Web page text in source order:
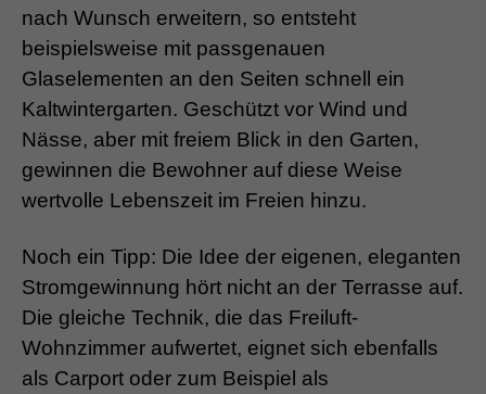
nach Wunsch erweitern, so entsteht
beispielsweise mit passgenauen
Glaselementen an den Seiten schnell ein
Kaltwintergarten. Geschützt vor Wind und
Nässe, aber mit freiem Blick in den Garten,
gewinnen die Bewohner auf diese Weise
wertvolle Lebenszeit im Freien hinzu.
Noch ein Tipp: Die Idee der eigenen, eleganten
Stromgewinnung hört nicht an der Terrasse auf.
Die gleiche Technik, die das Freiluft-
Wohnzimmer aufwertet, eignet sich ebenfalls
als Carport oder zum Beispiel als